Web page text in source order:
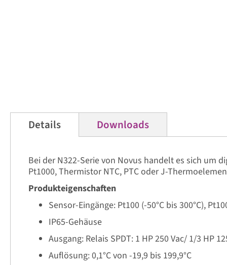
Details
Bei der N322-Serie von Novus handelt es sich um
Pt1000, Thermistor NTC, PTC oder J-
Produkteigenschaften
Sensor-Eingänge: Pt100 (-50°C bis 300°C),
IP65-Gehäuse
Ausgang: Relais SPDT: 1 HP 250 Vac/ 1/3 HP
Auflösung: 0,1°C von -19,9 bis 199,9°C
Downloads